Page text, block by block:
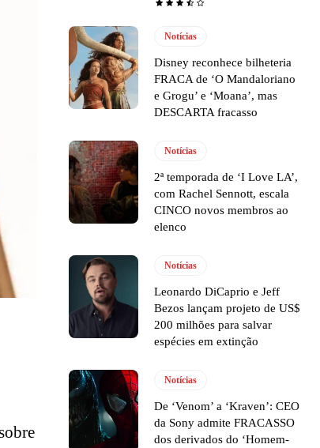
Notícias
Disney reconhece bilheteria
FRACA de ‘O Mandaloriano
e Grogu’ e ‘Moana’, mas
DESCARTA fracasso
Notícias
2ª temporada de ‘I Love LA’,
com Rachel Sennott, escala
CINCO novos membros ao
elenco
Notícias
Leonardo DiCaprio e Jeff
Bezos lançam projeto de US$
200 milhões para salvar
espécies em extinção
Notícias
De ‘Venom’ a ‘Kraven’: CEO
da Sony admite FRACASSO
dos derivados do ‘Homem-